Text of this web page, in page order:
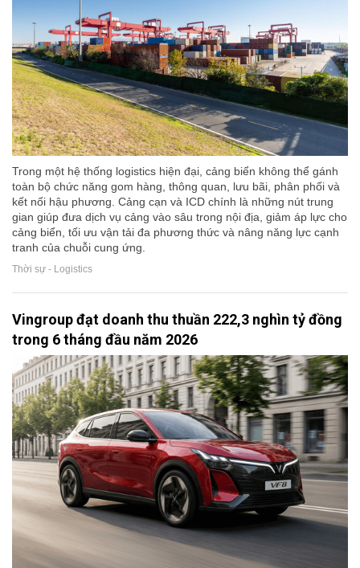
Trong một hệ thống logistics hiện đại, cảng biển không thể gánh
toàn bộ chức năng gom hàng, thông quan, lưu bãi, phân phối và
kết nối hậu phương. Cảng cạn và ICD chính là những nút trung
gian giúp đưa dịch vụ cảng vào sâu trong nội địa, giảm áp lực cho
cảng biển, tối ưu vận tải đa phương thức và nâng năng lực cạnh
tranh của chuỗi cung ứng.
Thời sự - Logistics
Vingroup đạt doanh thu thuần 222,3 nghìn tỷ đồng
trong 6 tháng đầu năm 2026